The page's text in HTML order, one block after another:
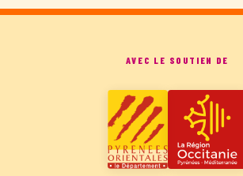
AVEC LE SOUTIEN DE